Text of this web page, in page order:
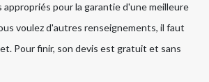
pour la garantie d'une meilleure
voulez d'autres renseignements, il faut
Pour finir, son devis est gratuit et sans